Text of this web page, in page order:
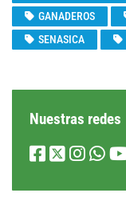
GANADEROS
SENASICA
Nuestras redes